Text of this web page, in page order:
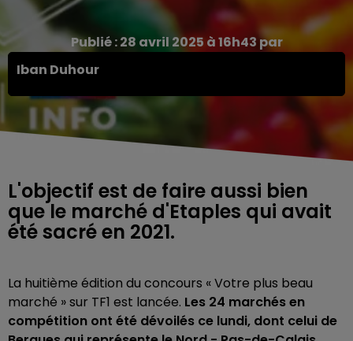
Publié : 28 avril 2025 à 16h43 par
Iban Duhour
L'objectif est de faire aussi bien
que le marché d'Etaples qui avait
été sacré en 2021.
La huitième édition du concours « Votre plus beau
marché » sur TF1 est lancée. Les 24 marchés en
compétition ont été dévoilés ce lundi, dont celui de